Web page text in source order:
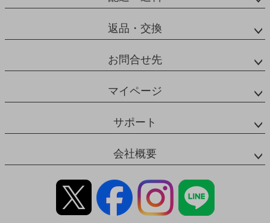
返品・交換
お問合せ先
マイページ
サポート
会社概要